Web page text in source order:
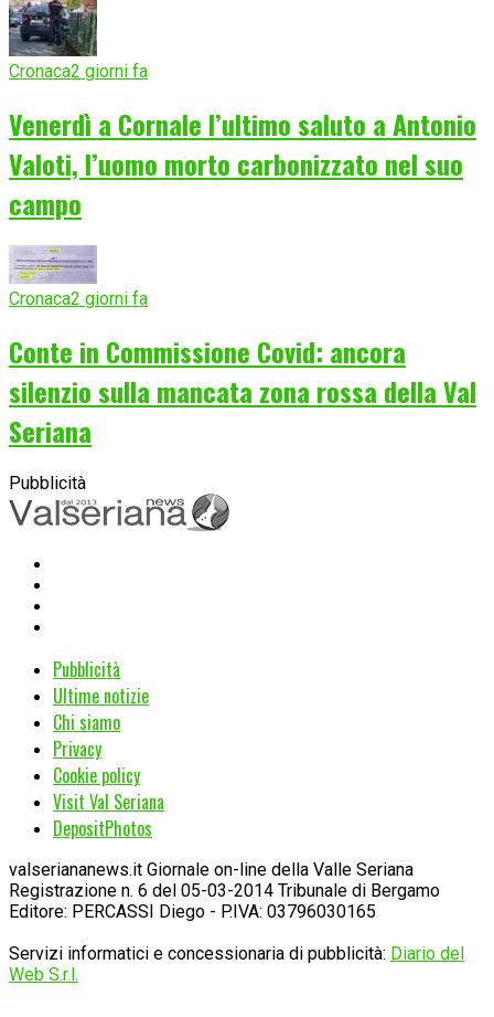
Cronaca2 giorni fa
Venerdì a Cornale l’ultimo saluto a Antonio
Valoti, l’uomo morto carbonizzato nel suo
campo
Cronaca2 giorni fa
Conte in Commissione Covid: ancora
silenzio sulla mancata zona rossa della Val
Seriana
Pubblicità
Pubblicità
Ultime notizie
Chi siamo
Privacy
Cookie policy
Visit Val Seriana
DepositPhotos
valseriananews.it Giornale on-line della Valle Seriana
Registrazione n. 6 del 05-03-2014 Tribunale di Bergamo
Editore: PERCASSI Diego - P.IVA: 03796030165
Servizi informatici e concessionaria di pubblicità: Diario del
Web S.r.l.